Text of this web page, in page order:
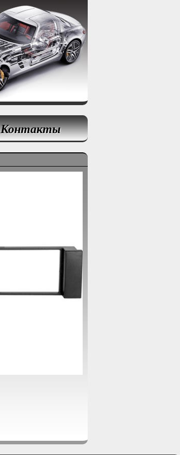
Контакты